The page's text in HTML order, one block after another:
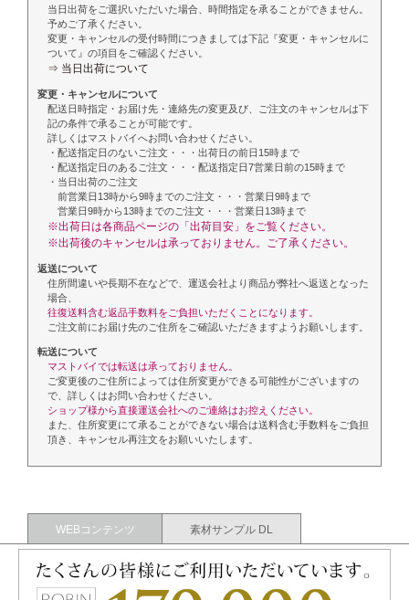
当日出荷をご選択いただいた場合、時間指定を承ることができません。
予めご了承ください。
変更・キャンセルの受付時間につきましては下記『変更・キャンセルに
ついて』の項目をご確認ください。
⇒ 当日出荷について
変更・キャンセルについて
配送日時指定・お届け先・連絡先の変更及び、ご注文のキャンセルは下
記の条件で承ることが可能です。
詳しくはマストバイへお問い合わせください。
・配送指定日のないご注文・・・出荷日の前日15時まで
・配送指定日のあるご注文・・・配送指定日7営業日前の15時まで
・当日出荷のご注文
前営業日13時から9時までのご注文・・・営業日9時まで
営業日9時から13時までのご注文・・・営業日13時まで
※出荷日は各商品ページの「出荷目安」をご覧ください。
※出荷後のキャンセルは承っておりません。ご了承ください。
返送について
住所間違いや長期不在などで、運送会社より商品が弊社へ返送となった
場合、
往復送料含む返品手数料をご負担いただくことになります。
ご注文前にお届け先のご住所をご確認いただきますようお願いします。
転送について
マストバイでは転送は承っておりません。
ご変更後のご住所によっては住所変更ができる可能性がございますの
で、詳しくはお問い合わせください。
ショップ様から直接運送会社へのご連絡はお控えください。
また、住所変更にて承ることができない場合は送料含む手数料をご負担
頂き、キャンセル再注文をお願いいたします。
WEBコンテンツ 素材サンプル DL